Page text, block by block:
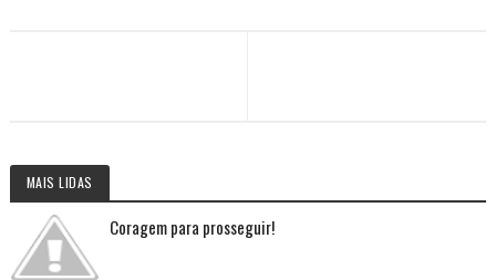
MAIS LIDAS
Coragem para prosseguir!